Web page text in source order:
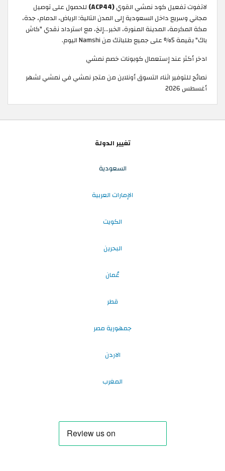
لاتفوت تفعيل كود نمشي القوي(ACP44)
للحصول على توصيل
مجاني وسريع داخل السعودية إلى المدن التالية: الرياض، الدمام، جدة،
مكة المكرمة، المدينة المنورة، الخبر…إلخ، مع استرداد نقدي "كاش
باك" بقيمة 5% على جميع طلباتك من Namshi اليوم.
ادخر أكثر عند إستعمال كوبونات خصم نمشي
نصائح للتوفير اثناء التسوق أونلاين من متجر نمشي في نمشي لشهر
أغسطس 2026
تغيير الدولة
السعودية
الإمارات العربية
الكويت
البحرين
عُمان
قطر
جمهورية مصر
الاردن
المغرب